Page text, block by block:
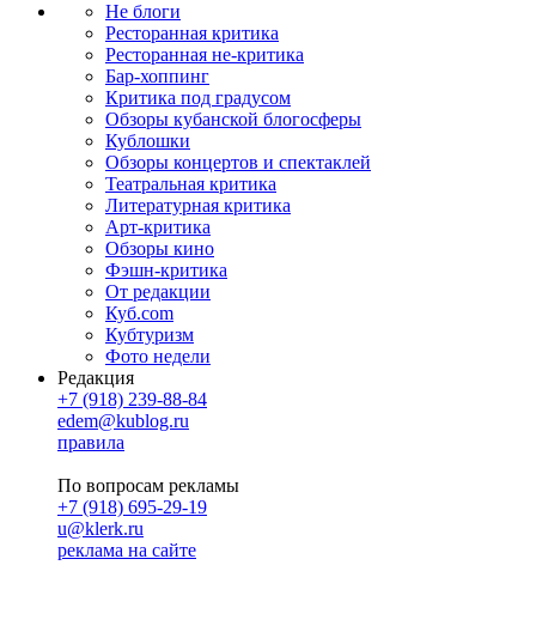
Не блоги
Ресторанная критика
Ресторанная не-критика
Бар-хоппинг
Критика под градусом
Обзоры кубанской блогосферы
Кублошки
Обзоры концертов и спектаклей
Театральная критика
Литературная критика
Арт-критика
Обзоры кино
Фэшн-критика
От редакции
Куб.com
Кубтуризм
Фото недели
Редакция
+7 (918) 239-88-84
edem@kublog.ru
правила
По вопросам рекламы
+7 (918) 695-29-19
u@klerk.ru
реклама на сайте